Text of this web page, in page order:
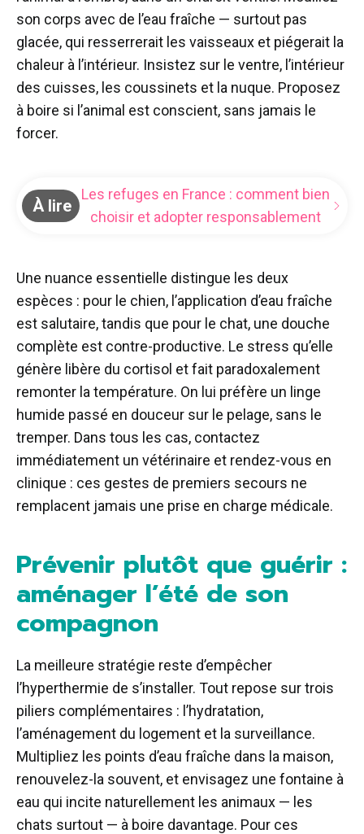
son corps avec de l’eau fraîche — surtout pas
glacée, qui resserrerait les vaisseaux et piégerait la
chaleur à l’intérieur. Insistez sur le ventre, l’intérieur
des cuisses, les coussinets et la nuque. Proposez
à boire si l’animal est conscient, sans jamais le
forcer.
À lire
Les refuges en France : comment bien
choisir et adopter responsablement
Une nuance essentielle distingue les deux
espèces : pour le chien, l’application d’eau fraîche
est salutaire, tandis que pour le chat, une douche
complète est contre-productive. Le stress qu’elle
génère libère du cortisol et fait paradoxalement
remonter la température. On lui préfère un linge
humide passé en douceur sur le pelage, sans le
tremper. Dans tous les cas, contactez
immédiatement un vétérinaire et rendez-vous en
clinique : ces gestes de premiers secours ne
remplacent jamais une prise en charge médicale.
Prévenir plutôt que guérir :
aménager l’été de son
compagnon
La meilleure stratégie reste d’empêcher
l’hyperthermie de s’installer. Tout repose sur trois
piliers complémentaires : l’hydratation,
l’aménagement du logement et la surveillance.
Multipliez les points d’eau fraîche dans la maison,
renouvelez-la souvent, et envisagez une fontaine à
eau qui incite naturellement les animaux — les
chats surtout — à boire davantage. Pour ces